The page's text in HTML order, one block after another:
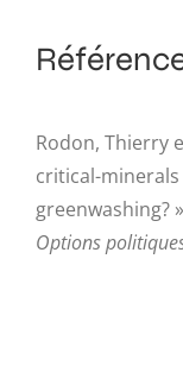
Rodon, Thierry
critical-
greenwashing?
Options